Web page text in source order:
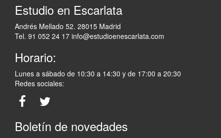
Estudio en Escarlata
Andrés Mellado 52. 28015 Madrid
Tel. 91 052 24 17 info@estudioenescarlata.com
Horario:
Lunes a sábado de 10:30 a 14:30 y de 17:00 a 20:30
Redes sociales:
Boletín de novedades